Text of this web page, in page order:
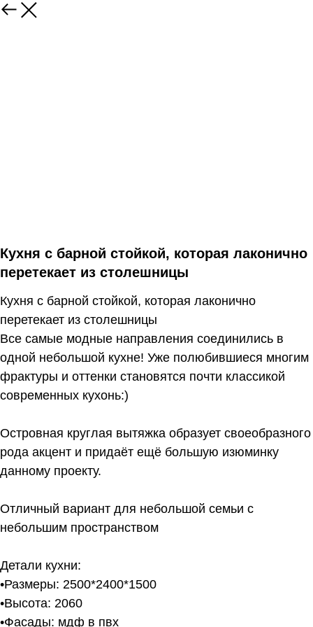
Кухня с барной стойкой, которая лаконично
перетекает из столешницы
Кухня с барной стойкой, которая лаконично
перетекает из столешницы
Все самые модные направления соединились в
одной небольшой кухне! Уже полюбившиеся многим
фрактуры и оттенки становятся почти классикой
современных кухонь:)⁣⁣⠀
Островная круглая вытяжка образует своеобразного
рода акцент и придаёт ещё большую изюминку
данному проекту. ⁣⁣⠀
Отличный вариант для небольшой семьи с
небольшим пространством⠀
Детали кухни:⠀⠀⁣⁣⠀⁣⁣⠀
•Размеры: 2500*2400*1500⁣⁣⠀
•Высота: 2060⁣⁣⠀
•Фасады: мдф в пвх ⁣⁣⠀